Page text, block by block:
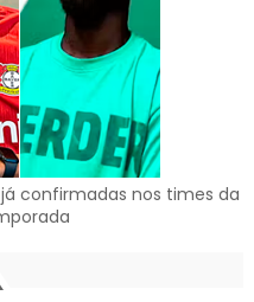
confirmadas nos times da